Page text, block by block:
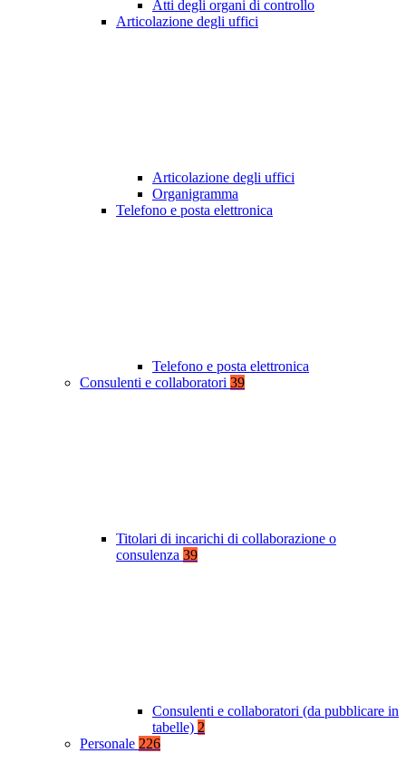
Atti degli organi di controllo
Articolazione degli uffici
Articolazione degli uffici
Organigramma
Telefono e posta elettronica
Telefono e posta elettronica
Consulenti e collaboratori 39
Titolari di incarichi di collaborazione o
consulenza 39
Consulenti e collaboratori (da pubblicare in
tabelle) 2
Personale 226